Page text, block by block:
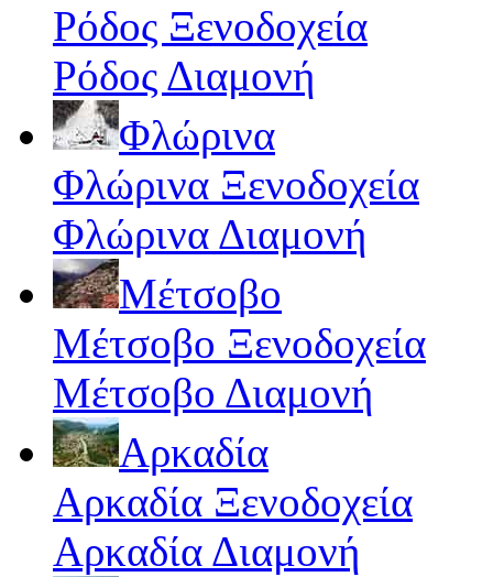
Ρόδος Ξενοδοχεία
Ρόδος Διαμονή
Φλώρινα
Φλώρινα Ξενοδοχεία
Φλώρινα Διαμονή
Μέτσοβο
Μέτσοβο Ξενοδοχεία
Μέτσοβο Διαμονή
Αρκαδία
Αρκαδία Ξενοδοχεία
Αρκαδία Διαμονή